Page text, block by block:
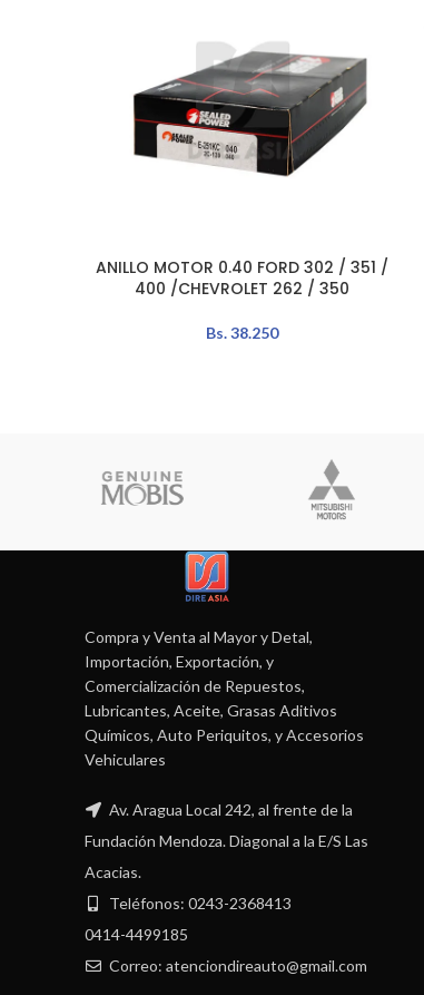
AÑADIR AL CARRITO
ANILLO MOTOR 0.40 FORD 302 / 351 /
400 /CHEVROLET 262 / 350
Bs.38.250
Compra y Venta al Mayor y Detal,
Importación, Exportación, y
Comercialización de Repuestos,
Lubricantes, Aceite, Grasas Aditivos
Químicos, Auto Periquitos, y Accesorios
Vehiculares
Av. Aragua Local 242, al frente de la
Fundación Mendoza. Diagonal a la E/S Las
Acacias.
Teléfonos: 0243-2368413
0414-4499185
Correo: atenciondireauto@gmail.com